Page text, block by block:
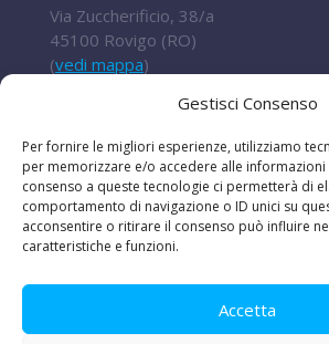
Gestisci Consenso
Per fornire le migliori esperienze, utilizziamo
per memorizzare e/o accedere alle
consenso a queste tecnologie ci permetterà di
comportamento di navigazione o ID unici su
acconsentire o ritirare il consenso può influire
caratteristiche e funzioni.
Accetta
Via Zuccherificio, 38/a
45100 Rovigo (RO)
(vedi mappa)
+ 39 0422 852016
cert@t2i.it
Codice Fiscale / Partita IVA
Organismo di ricerca Reg.UE 651/